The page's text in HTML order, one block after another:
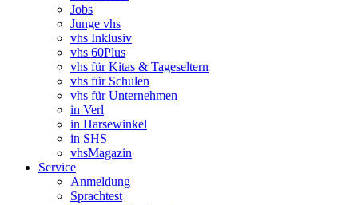
Jobs
Junge vhs
vhs Inklusiv
vhs 60Plus
vhs für Kitas & Tageseltern
vhs für Schulen
vhs für Unternehmen
in Verl
in Harsewinkel
in SHS
vhsMagazin
Service
Anmeldung
Sprachtest